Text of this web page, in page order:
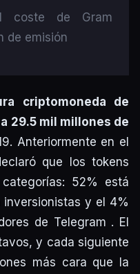
coste de Gram
de emisión
criptomoneda de
29.5 mil millones de
Anteriormente en el
que los tokens
52% está
y el 4%
de Telegram . El
y cada siguiente
más cara que la